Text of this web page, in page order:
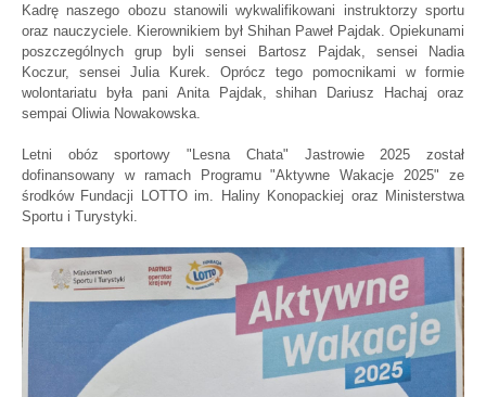
Kadrę naszego obozu stanowili wykwalifikowani instruktorzy sportu
oraz nauczyciele. Kierownikiem był Shihan Paweł Pajdak. Opiekunami
poszczególnych grup byli sensei Bartosz Pajdak, sensei Nadia
Koczur, sensei Julia Kurek. Oprócz tego pomocnikami w formie
wolontariatu była pani Anita Pajdak, shihan Dariusz Hachaj oraz
sempai Oliwia Nowakowska.
Letni obóz sportowy "Lesna Chata" Jastrowie 2025 został
dofinansowany w ramach Programu "Aktywne Wakacje 2025" ze
środków Fundacji LOTTO im. Haliny Konopackiej oraz Ministerstwa
Sportu i Turystyki.